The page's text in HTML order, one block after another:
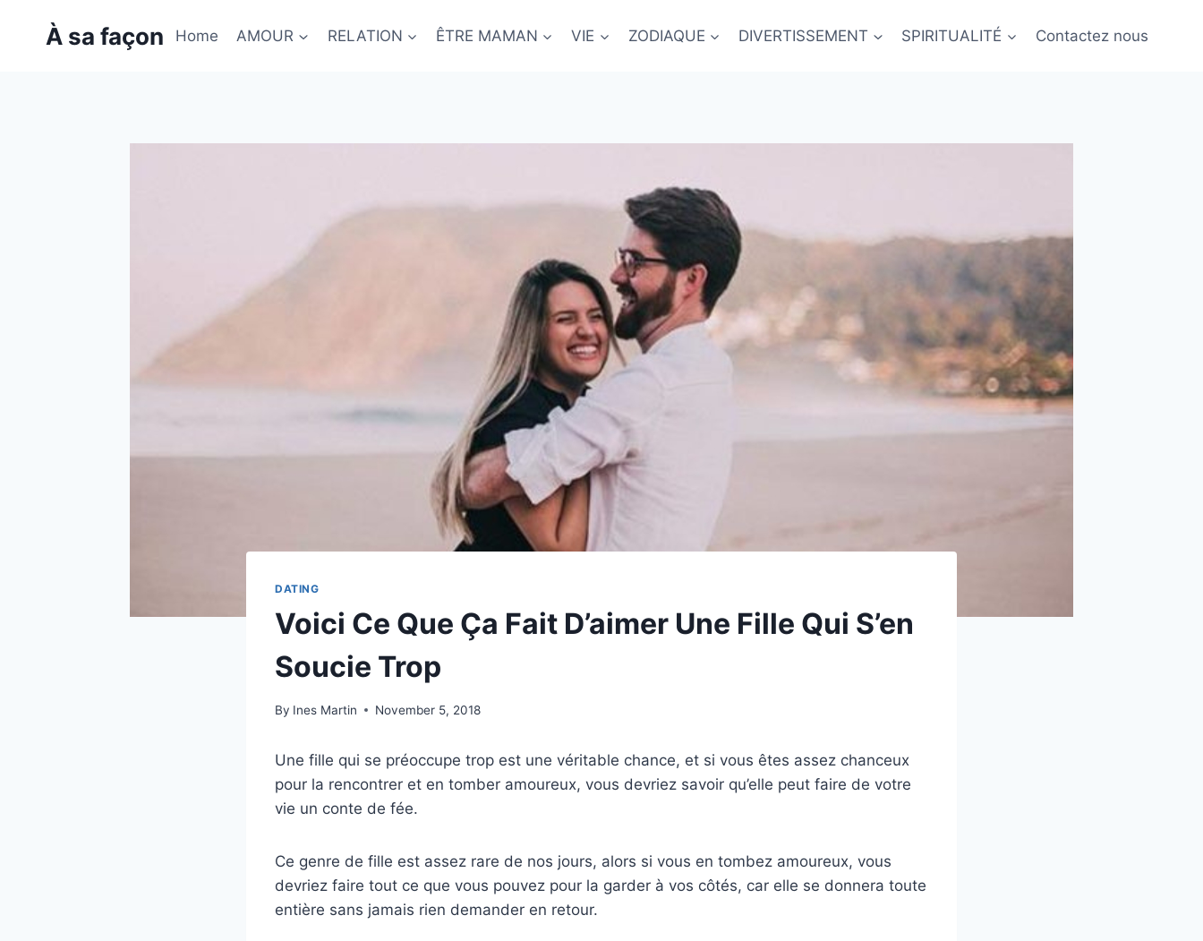
À sa façon Home AMOUR RELATION ÊTRE MAMAN VIE ZODIAQUE DIVERTISSEMENT SPIRITUALITÉ Contactez nous
DATING
Voici Ce Que Ça Fait D’aimer Une Fille Qui S’en
Soucie Trop
By Ines Martin November 5, 2018
Une fille qui se préoccupe trop est une véritable chance, et si vous êtes assez chanceux
pour la rencontrer et en tomber amoureux, vous devriez savoir qu’elle peut faire de votre
vie un conte de fée.
Ce genre de fille est assez rare de nos jours, alors si vous en tombez amoureux, vous
devriez faire tout ce que vous pouvez pour la garder à vos côtés, car elle se donnera toute
entière sans jamais rien demander en retour.